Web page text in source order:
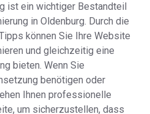
ist ein wichtiger Bestandteil
in Oldenburg. Durch die
können Sie Ihre Website
und gleichzeitig eine
bieten. Wenn Sie
benötigen oder
Ihnen professionelle
um sicherzustellen, dass